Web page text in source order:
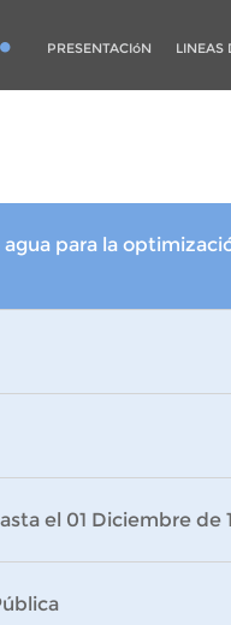
PRESENTACIóN LINEAS
para la
el 01 Diciembre de